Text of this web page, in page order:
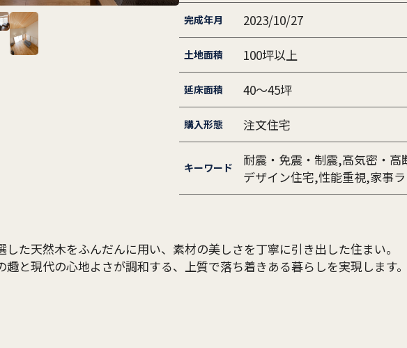
完成年月 2023/10/27
土地面積 100坪以上
延床面積 40～45坪
購入形態 注文住宅
キーワード
耐震・免震・制震,高気密・
デザイン住宅,性能重視,家事
した天然木をふんだんに用い、素材の美しさを丁寧に引き出した住まい。
趣と現代の心地よさが調和する、上質で落ち着きある暮らしを実現します。